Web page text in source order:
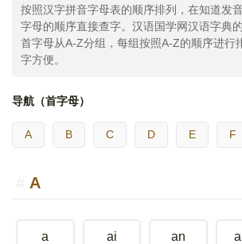
按照汉字拼音字母表的顺序排列，在知道发
字母的顺序直接查字。汉语国学网汉语字典
首字母从A-Z分组，每组按照A-Z的顺序进行
字方便。
导航（首字母）
A B C D E F
A
a ai an